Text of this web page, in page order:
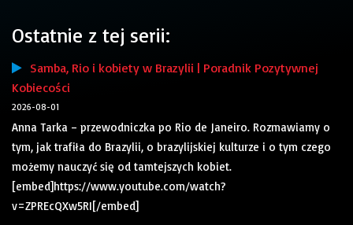
Ostatnie z tej serii:
Samba, Rio i kobiety w Brazylii | Poradnik Pozytywnej
Kobiecości
2026-08-01
Anna Tarka – przewodniczka po Rio de Janeiro. Rozmawiamy o
tym, jak trafiła do Brazylii, o brazylijskiej kulturze i o tym czego
możemy nauczyć się od tamtejszych kobiet.
[embed]https://www.youtube.com/watch?
v=ZPREcQXw5RI[/embed]